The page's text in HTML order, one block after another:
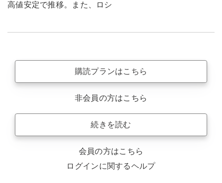
高値安定で推移。また、ロシ
購読プランはこちら
非会員の方はこちら
続きを読む
会員の方はこちら
ログインに関するヘルプ